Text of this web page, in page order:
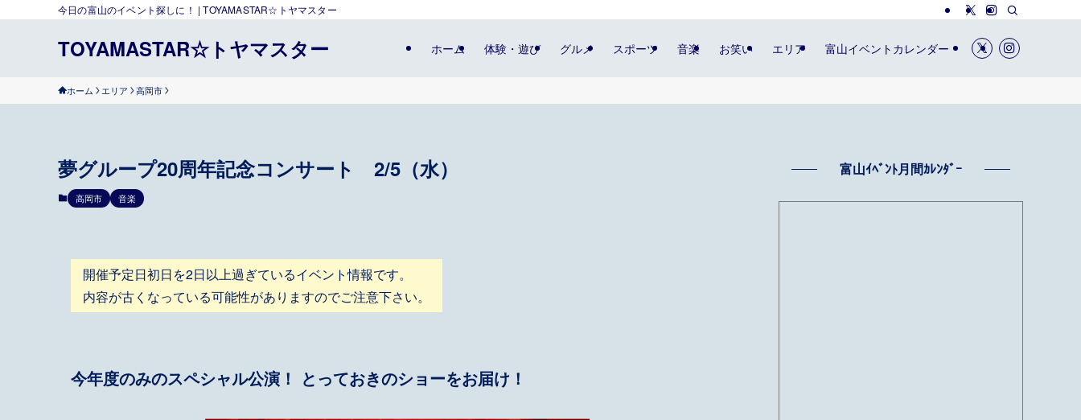
今日の富山のイベント探しに！ | TOYAMASTAR☆トヤマスター
TOYAMASTAR☆トヤマスター ホーム 体験・遊び グルメ スポーツ 音楽 お笑い エリア 富山イベントカレンダー
ホーム エリア 高岡市
夢グループ20周年記念コンサート 2/5（水）
高岡市 音楽
開催予定日初日を2日以上過ぎているイベント情報です。
内容が古くなっている可能性がありますのでご注意下さい。
今年度のみのスペシャル公演！ とっておきのショーをお届け！
富山ｲﾍﾞﾝﾄ月間ｶﾚﾝﾀﾞｰ